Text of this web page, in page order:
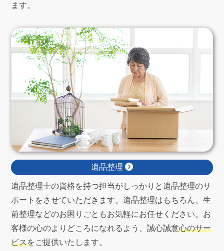
ます。
遺品整理
遺品整理士の資格を持つ担当がしっかりと遺品整理のサ
ポートをさせていただきます。遺品整理はもちろん、生
前整理などのお困りごともお気軽にお任せください。お
客様の心のよりどころになれるよう、誠心誠意心のサー
ビスをご提供いたします。